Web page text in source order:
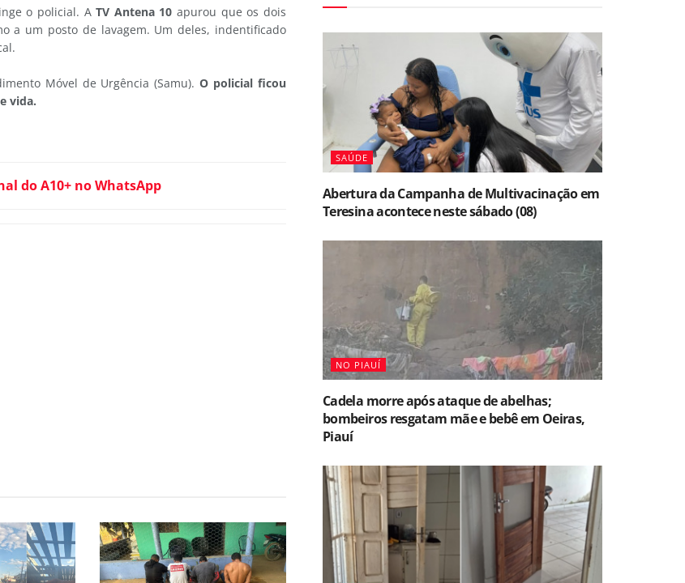
o policial. ATV Antena 10 apurou que os dois
a um posto de lavagem. Um deles, indentificado
Móvel de Urgência (Samu).O policial ficou
vida.
do A10+ no WhatsApp
SAÚDE
Abertura da Campanha de Multivacinação em
Teresina acontece neste sábado (08)
NO PIAUÍ
Cadela morre após ataque de abelhas;
bombeiros resgatam mãe e bebê em Oeiras,
Piauí